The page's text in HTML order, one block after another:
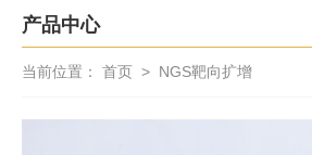
产品中心
当前位置： 首页 > NGS靶向扩增